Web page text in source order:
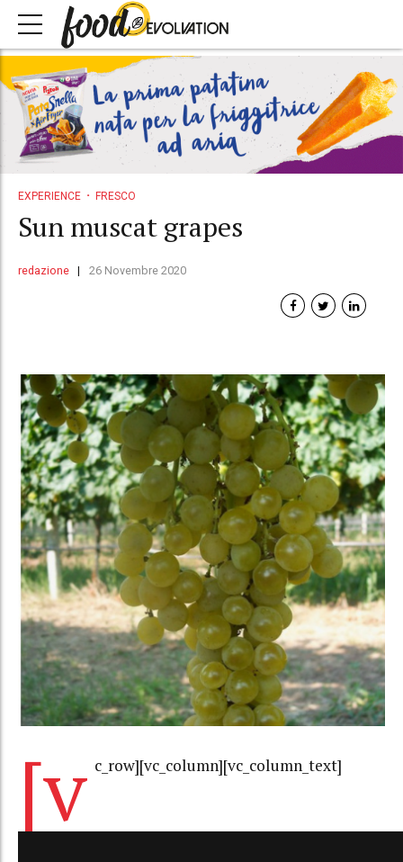
EXPERIENCE FRESCO
Sun muscat grapes
redazione 26 Novembre 2020
[v c_row][vc_column][vc_column_text]